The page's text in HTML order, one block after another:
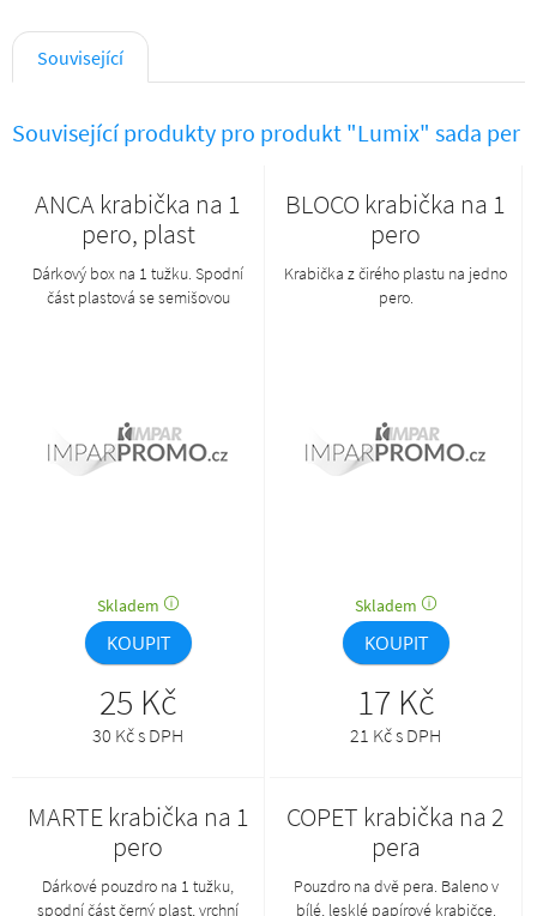
Související
Související produkty pro produkt "Lumix" sada per
ANCA krabička na 1
pero, plast
Dárkový box na 1 tužku. Spodní
část plastová se semišovou
Skladem
KOUPIT
25 Kč
30 Kč s DPH
BLOCO krabička na 1
pero
Krabička z čirého plastu na jedno
pero.
Skladem
KOUPIT
17 Kč
21 Kč s DPH
MARTE krabička na 1
pero
Dárkové pouzdro na 1 tužku,
spodní část černý plast, vrchní
COPET krabička na 2
pera
Pouzdro na dvě pera. Baleno v
bílé, lesklé papírové krabičce.